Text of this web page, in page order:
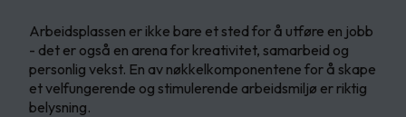
Arbeidsplassen er ikke bare et sted for å utføre en jobb
- det er også en arena for kreativitet, samarbeid og
personlig vekst. En av nøkkelkomponentene for å skape
et velfungerende og stimulerende arbeidsmiljø er riktig
belysning.